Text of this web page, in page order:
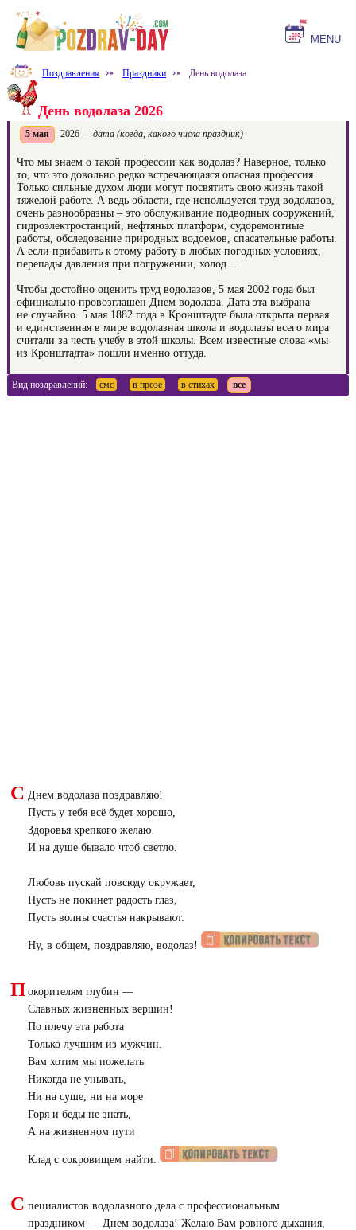
MENU
Поздравления ⤐ Праздники ⤐ День водолаза
День водолаза 2026
5 мая 2026 — дата (когда, какого числа праздник)
Что мы знаем о такой профессии как водолаз? Наверное, только
то, что это довольно редко встречающаяся опасная профессия.
Только сильные духом люди могут посвятить свою жизнь такой
тяжелой работе. А ведь области, где используется труд водолазов,
очень разнообразны – это обслуживание подводных сооружений,
гидроэлектростанций, нефтяных платформ, судоремонтные
работы, обследование природных водоемов, спасательные работы.
А если прибавить к этому работу в любых погодных условиях,
перепады давления при погружении, холод…
Чтобы достойно оценить труд водолазов, 5 мая 2002 года был
официально провозглашен Днем водолаза. Дата эта выбрана
не случайно. 5 мая 1882 года в Кронштадте была открыта первая
и единственная в мире водолазная школа и водолазы всего мира
считали за честь учебу в этой школы. Всем известные слова «мы
из Кронштадта» пошли именно оттуда.
Вид поздравлений: смс в прозе в стихах все
С Днем водолаза поздравляю!
Пусть у тебя всё будет хорошо,
Здоровья крепкого желаю
И на душе бывало чтоб светло.
Любовь пускай повсюду окружает,
Пусть не покинет радость глаз,
Пусть волны счастья накрывают.
Ну, в общем, поздравляю, водолаз!
П окорителям глубин —
Славных жизненных вершин!
По плечу эта работа
Только лучшим из мужчин.
Вам хотим мы пожелать
Никогда не унывать,
Ни на суше, ни на море
Горя и беды не знать,
А на жизненном пути
Клад с сокровищем найти.
С пециалистов водолазного дела с профессиональным
праздником — Днем водолаза! Желаю Вам ровного дыхания,